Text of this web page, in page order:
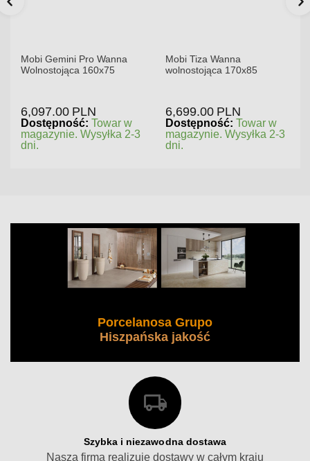
Mobi Gemini Pro Wanna
Wolnostojąca 160x75
6,097.00 PLN
Dostępność: Towar w
magazynie. Wysyłka 2-3
dni.
Mobi Tiza Wanna
wolnostojąca 170x85
6,699.00 PLN
Dostępność: Towar w
magazynie. Wysyłka 2-3
dni.
Porcelanosa Grupo
Hiszpańska jakość
Szybka i niezawodna dostawa
Nasza firma realizuje dostawy w całym kraju